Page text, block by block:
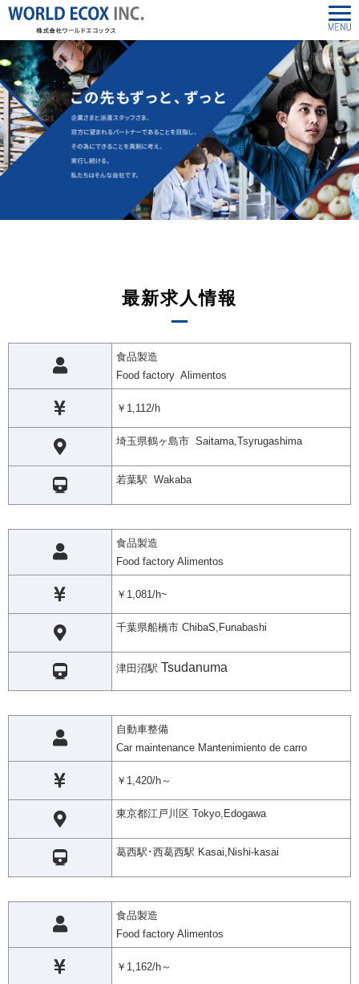
最新求人情報
食品製造
Food factory Alimentos
￥1,112/h
埼玉県鶴ヶ島市 Saitama,Tsyrugashima
若葉駅 Wakaba
食品製造
Food factory Alimentos
￥1,081/h~
千葉県船橋市 ChibaS,Funabashi
津田沼駅 Tsudanuma
自動車整備
Car maintenance Mantenimiento de carro
￥1,420/h～
東京都江戸川区 Tokyo,Edogawa
葛西駅･西葛西駅 Kasai,Nishi-kasai
食品製造
Food factory Alimentos
￥1,162/h～